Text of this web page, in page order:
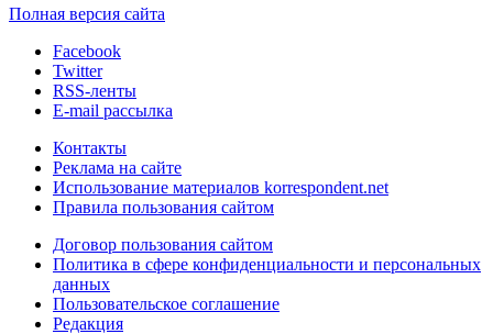
Полная версия сайта
Facebook
Twitter
RSS-ленты
E-mail рассылка
Контакты
Реклама на сайте
Использование материалов korrespondent.net
Правила пользования сайтом
Договор пользования сайтом
Политика в сфере конфиденциальности и персональных
данных
Пользовательское соглашение
Редакция